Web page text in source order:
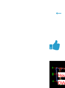
←